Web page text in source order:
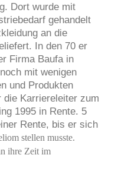
Dort wurde mit
gehandelt
an die
In den 70 er
Firma Baufa in
mit wenigen
und Produkten
Karriereleiter zum
1995 in Rente. 5
Rente, bis er sich
stellen musste.
ihre Zeit im